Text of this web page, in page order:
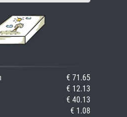
€ 71.65
€ 12.13
€ 40.13
€ 1.08